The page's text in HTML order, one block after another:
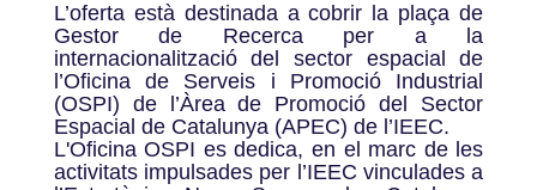
L’oferta està destinada a cobrir la plaça de
Gestor de Recerca per a la
internacionalització del sector espacial de
l’Oficina de Serveis i Promoció Industrial
(OSPI) de l’Àrea de Promoció del Sector
Espacial de Catalunya (APEC) de l’IEEC.
L'Oficina OSPI es dedica, en el marc de les
activitats impulsades per l’IEEC vinculades a